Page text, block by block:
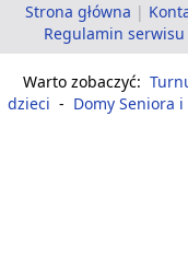
Strona główna |
Regulamin serwisu
Warto zobaczyć:
dzieci - Domy Seniora